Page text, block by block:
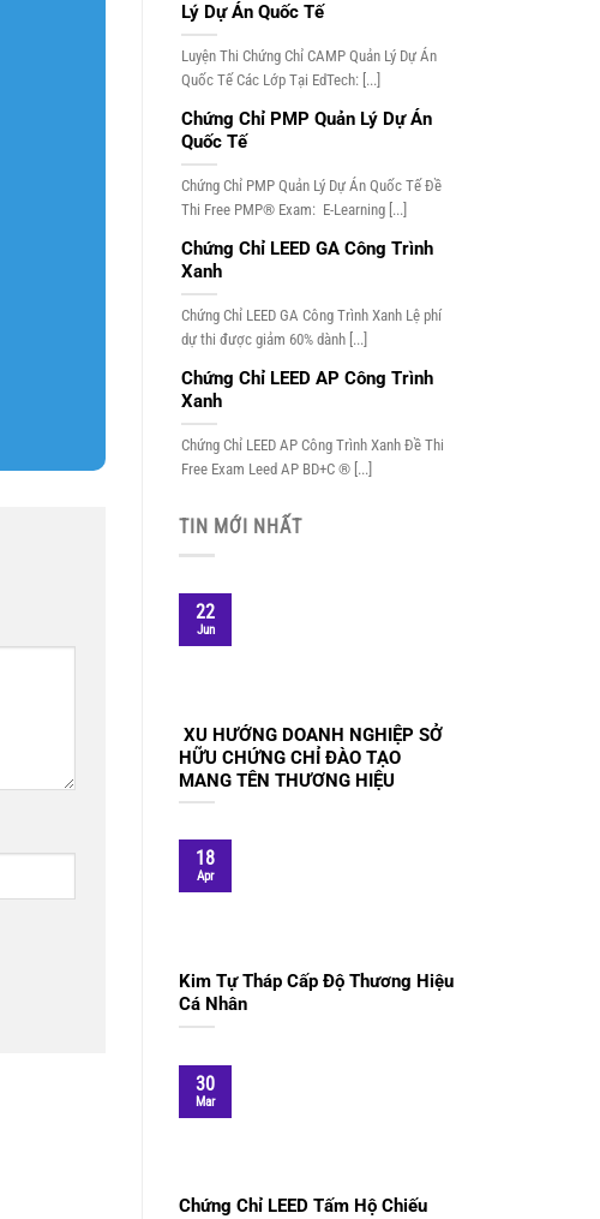
Lý Dự Án Quốc Tế
Luyện Thi Chứng Chỉ CAMP Quản Lý Dự Án
Quốc Tế Các Lớp Tại EdTech: [...]
Chứng Chỉ PMP Quản Lý Dự Án
Quốc Tế
Chứng Chỉ PMP Quản Lý Dự Án Quốc Tế Đề
Thi Free PMP® Exam: E-Learning [...]
Chứng Chỉ LEED GA Công Trình
Xanh
Chứng Chỉ LEED GA Công Trình Xanh Lệ phí
dự thi được giảm 60% dành [...]
Chứng Chỉ LEED AP Công Trình
Xanh
Chứng Chỉ LEED AP Công Trình Xanh Đề Thi
Free Exam Leed AP BD+C ® [...]
TIN MỚI NHẤT
XU HƯỚNG DOANH NGHIỆP SỞ
HỮU CHỨNG CHỈ ĐÀO TẠO
MANG TÊN THƯƠNG HIỆU
22
Jun
Kim Tự Tháp Cấp Độ Thương Hiệu
Cá Nhân
18
Apr
Chứng Chỉ LEED Tấm Hộ Chiếu
30
Mar